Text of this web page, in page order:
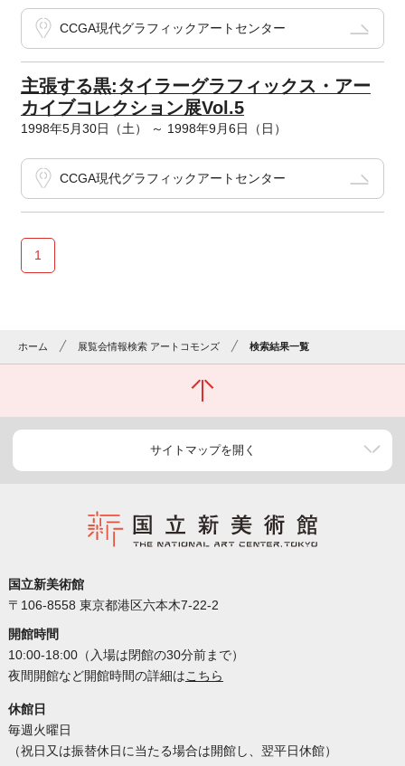
CCGA現代グラフィックアートセンター
主張する黒:タイラーグラフィックス・アー
カイブコレクション展Vol.5
1998年5月30日（土） ～ 1998年9月6日（日）
CCGA現代グラフィックアートセンター
1
ホーム 展覧会情報検索 アートコモンズ 検索結果一覧
サイトマップを開く
国立新美術館
〒106-8558 東京都港区六本木7-22-2
開館時間
10:00-18:00（入場は閉館の30分前まで）
夜間開館など開館時間の詳細はこちら
休館日
毎週火曜日
（祝日又は振替休日に当たる場合は開館し、翌平日休館）